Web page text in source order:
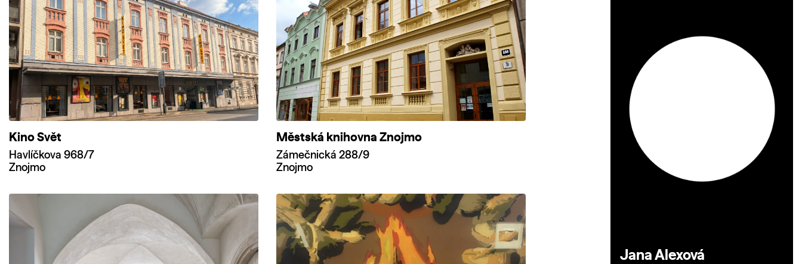
Kino Svět
Havlíčkova 968/7
Znojmo
Městská knihovna Znojmo
Zámečnická 288/9
Znojmo
Jana Alexová